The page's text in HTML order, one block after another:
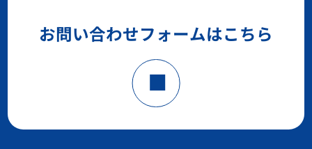
お問い合わせフォームはこちら